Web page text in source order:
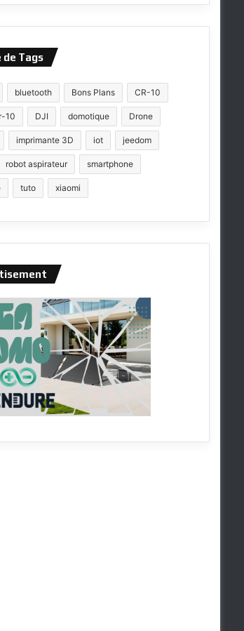
de Tags
bluetooth Bons Plans CR-10
10 DJI domotique Drone
imprimante 3D iot jeedom
robot aspirateur smartphone
tuto xiaomi